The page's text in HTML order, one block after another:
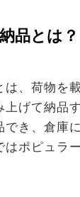
品とは？
は、荷物を
上げて納品
でき、倉庫
はポピュラ